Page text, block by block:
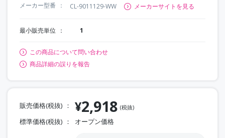
メーカー型番
CL-9011129-WW メーカーサイトを見る
最小販売単位 1
この商品について問い合わせ
商品詳細の誤りを報告
販売価格(税抜) ¥2,918 (税抜)
標準価格(税抜) オープン価格